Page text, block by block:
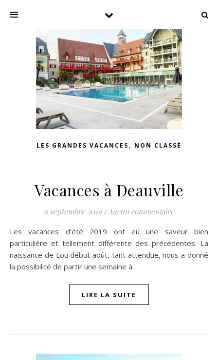
LES GRANDES VACANCES, NON CLASSÉ
Vacances à Deauville
9 septembre 2019 /Aucun commentaire
Les vacances d’été 2019 ont eu une saveur bien
particulière et tellement différente des précédentes. La
naissance de Lou début août, tant attendue, nous a donné
la possibilité de partir une semaine à…
LIRE LA SUITE